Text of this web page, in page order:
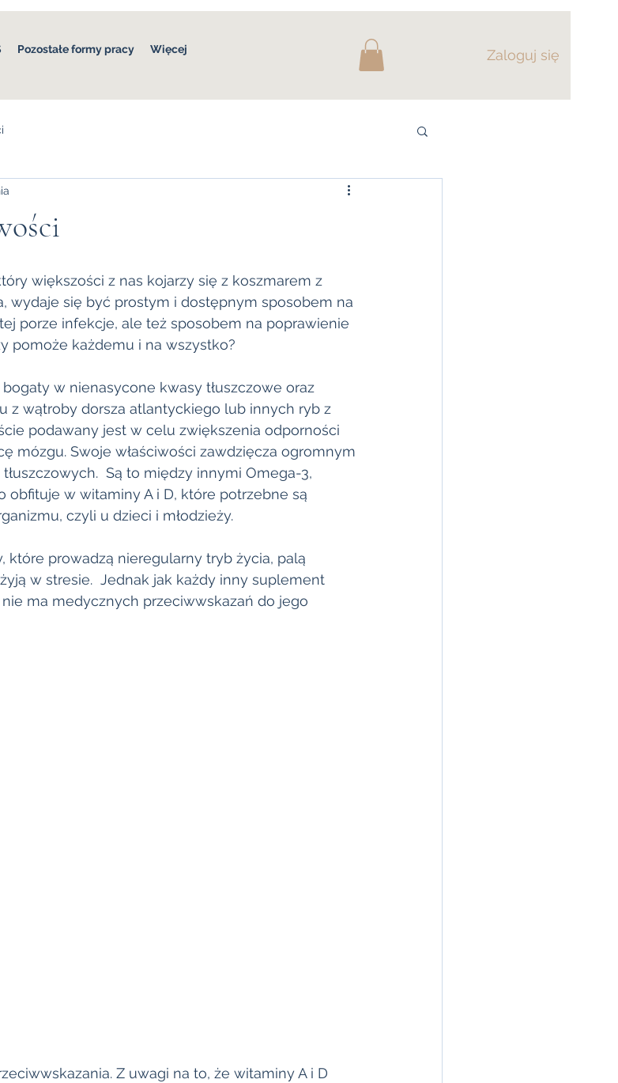
Pozostałe formy pracy Więcej Zaloguj się
większości z nas kojarzy się z koszmarem z
wydaje się być prostym i dostępnym sposobem na
porze infekcje, ale też sposobem na poprawienie
pomoże każdemu i na wszystko?
w nienasycone kwasy tłuszczowe oraz
z wątroby dorsza atlantyckiego lub innych ryb z
podawany jest w celu zwiększenia odporności
mózgu. Swoje właściwości zawdzięcza ogromnym
Są to między innymi Omega-3,
obfituje w witaminy A i D, które potrzebne są
czyli u dzieci i młodzieży.
które prowadzą nieregularny tryb życia, palą
w stresie.  Jednak jak każdy inny suplement
ma medycznych przeciwwskazań do jego
Z uwagi na to, że witaminy A i D